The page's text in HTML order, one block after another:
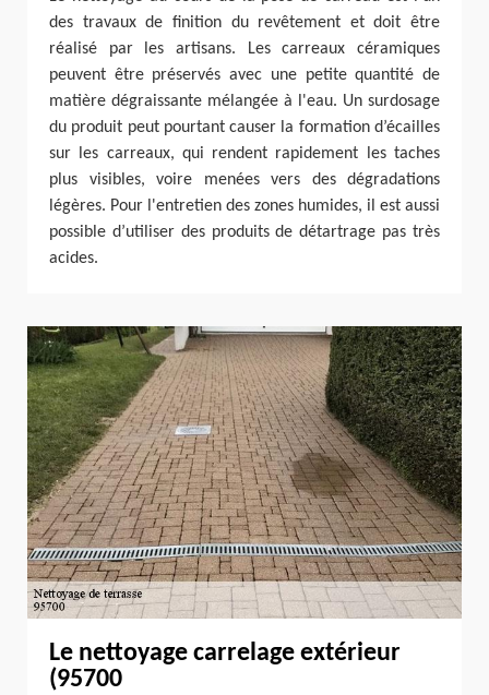
des travaux de finition du revêtement et doit être
réalisé par les artisans. Les carreaux céramiques
peuvent être préservés avec une petite quantité de
matière dégraissante mélangée à l'eau. Un surdosage
du produit peut pourtant causer la formation d’écailles
sur les carreaux, qui rendent rapidement les taches
plus visibles, voire menées vers des dégradations
légères. Pour l'entretien des zones humides, il est aussi
possible d’utiliser des produits de détartrage pas très
acides.
Le nettoyage carrelage extérieur
(95700